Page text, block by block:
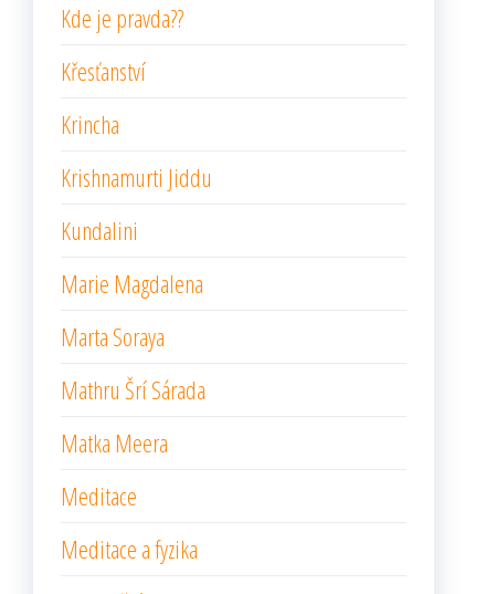
Kde je pravda??
Křesťanství
Krincha
Krishnamurti Jiddu
Kundalini
Marie Magdalena
Marta Soraya
Mathru Šrí Sárada
Matka Meera
Meditace
Meditace a fyzika